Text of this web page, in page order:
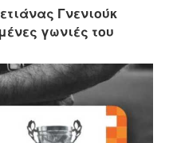
Γνενιούκ
γωνιές του